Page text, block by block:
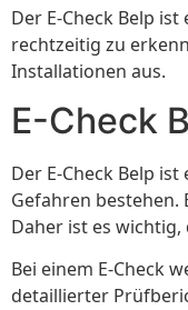
Der E-Check Belp
rechtzeitig zu
Installationen aus.
E-Check
Der E-Check Belp
Gefahren
Daher ist es
Bei einem E-Check
detaillierter